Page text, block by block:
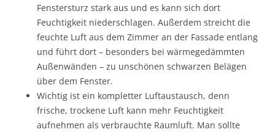
Fenstersturz stark aus und es kann sich dort
Feuchtigkeit niederschlagen. Außerdem streicht die
feuchte Luft aus dem Zimmer an der Fassade entlang
und führt dort – besonders bei wärmegedämmten
Außenwänden – zu unschönen schwarzen Belägen
über dem Fenster.
Wichtig ist ein kompletter Luftaustausch, denn
frische, trockene Luft kann mehr Feuchtigkeit
aufnehmen als verbrauchte Raumluft. Man sollte